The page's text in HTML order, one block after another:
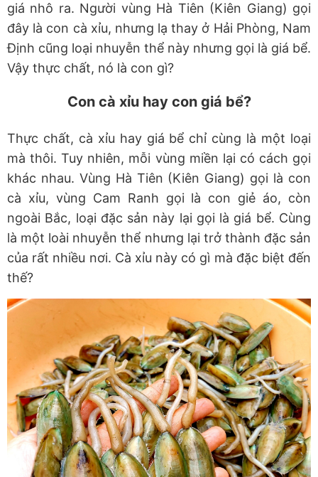
giá nhô ra. Người vùng Hà Tiên (Kiên Giang) gọi
đây là con cà xỉu, nhưng lạ thay ở Hải Phòng, Nam
Định cũng loại nhuyễn thể này nhưng gọi là giá bể.
Vậy thực chất, nó là con gì?
Con cà xỉu hay con giá bể?
Thực chất, cà xỉu hay giá bể chỉ cùng là một loại
mà thôi. Tuy nhiên, mỗi vùng miền lại có cách gọi
khác nhau. Vùng Hà Tiên (Kiên Giang) gọi là con
cà xỉu, vùng Cam Ranh gọi là con giẻ áo, còn
ngoài Bắc, loại đặc sản này lại gọi là giá bể. Cùng
là một loài nhuyễn thể nhưng lại trở thành đặc sản
của rất nhiều nơi. Cà xỉu này có gì mà đặc biệt đến
thế?